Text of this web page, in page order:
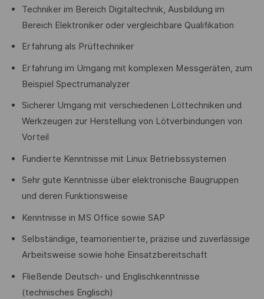
Techniker im Bereich Digitaltechnik, Ausbildung im
Bereich Elektroniker oder vergleichbare Qualifikation
Erfahrung als Prüftechniker
Erfahrung im Umgang mit komplexen Messgeräten, zum
Beispiel Spectrumanalyzer
Sicherer Umgang mit verschiedenen Löttechniken und
Werkzeugen zur Herstellung von Lötverbindungen von
Vorteil
Fundierte Kenntnisse mit Linux Betriebssystemen
Sehr gute Kenntnisse über elektronische Baugruppen
und deren Funktionsweise
Kenntnisse in MS Office sowie SAP
Selbständige, teamorientierte, präzise und zuverlässige
Arbeitsweise sowie hohe Einsatzbereitschaft
Fließende Deutsch- und Englischkenntnisse
(technisches Englisch)